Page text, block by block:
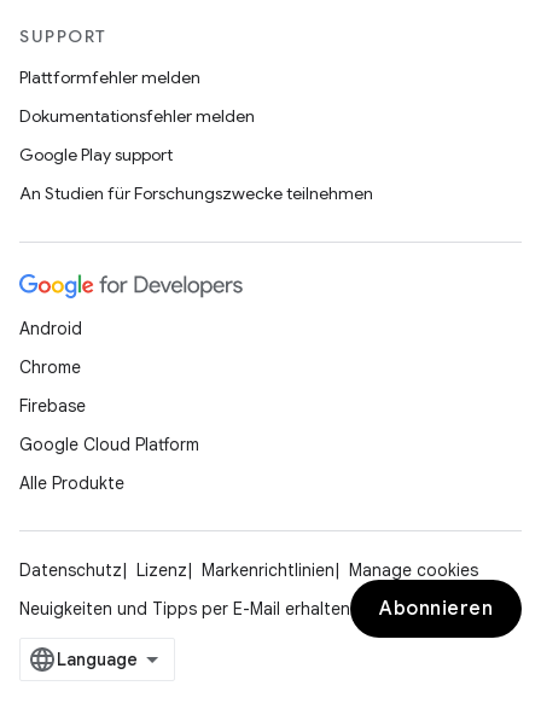
SUPPORT
Plattformfehler melden
Dokumentationsfehler melden
Google Play support
An Studien für Forschungszwecke teilnehmen
Android
Chrome
Firebase
Google Cloud Platform
Alle Produkte
Datenschutz Lizenz Markenrichtlinien
Manage cookies
Neuigkeiten und Tipps per E-Mail erhalten
Abonnieren